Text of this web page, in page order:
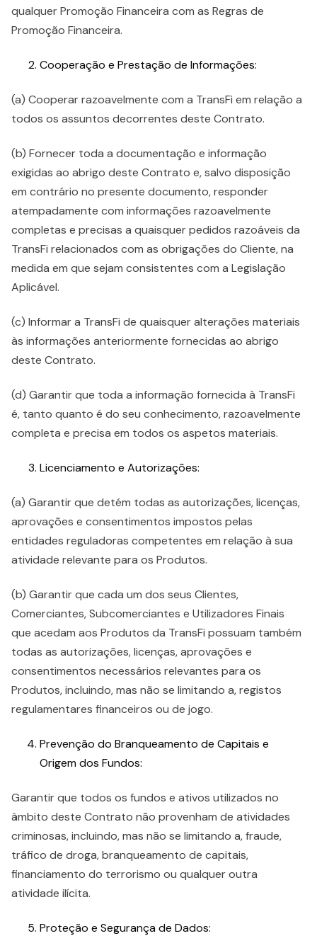
qualquer Promoção Financeira com as Regras de
Promoção Financeira.
Cooperação e Prestação de Informações:
(a) Cooperar razoavelmente com a TransFi em relação a
todos os assuntos decorrentes deste Contrato.
(b) Fornecer toda a documentação e informação
exigidas ao abrigo deste Contrato e, salvo disposição
em contrário no presente documento, responder
atempadamente com informações razoavelmente
completas e precisas a quaisquer pedidos razoáveis da
TransFi relacionados com as obrigações do Cliente, na
medida em que sejam consistentes com a Legislação
Aplicável.
(c) Informar a TransFi de quaisquer alterações materiais
às informações anteriormente fornecidas ao abrigo
deste Contrato.
(d) Garantir que toda a informação fornecida à TransFi
é, tanto quanto é do seu conhecimento, razoavelmente
completa e precisa em todos os aspetos materiais.
Licenciamento e Autorizações:
(a) Garantir que detém todas as autorizações, licenças,
aprovações e consentimentos impostos pelas
entidades reguladoras competentes em relação à sua
atividade relevante para os Produtos.
(b) Garantir que cada um dos seus Clientes,
Comerciantes, Subcomerciantes e Utilizadores Finais
que acedam aos Produtos da TransFi possuam também
todas as autorizações, licenças, aprovações e
consentimentos necessários relevantes para os
Produtos, incluindo, mas não se limitando a, registos
regulamentares financeiros ou de jogo.
Prevenção do Branqueamento de Capitais e
Origem dos Fundos:
Garantir que todos os fundos e ativos utilizados no
âmbito deste Contrato não provenham de atividades
criminosas, incluindo, mas não se limitando a, fraude,
tráfico de droga, branqueamento de capitais,
financiamento do terrorismo ou qualquer outra
atividade ilícita.
Proteção e Segurança de Dados: